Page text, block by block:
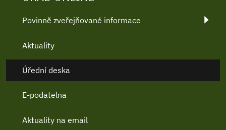
Povinně zveřejňované informace
Aktuality
Úřední deska
E-podatelna
Aktuality na email